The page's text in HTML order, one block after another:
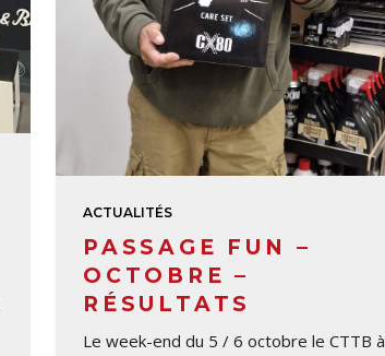
ACTUALITÉS
PASSAGE FUN –
OCTOBRE –
RÉSULTATS
Le week-end du 5 / 6 octobre le CTTB à